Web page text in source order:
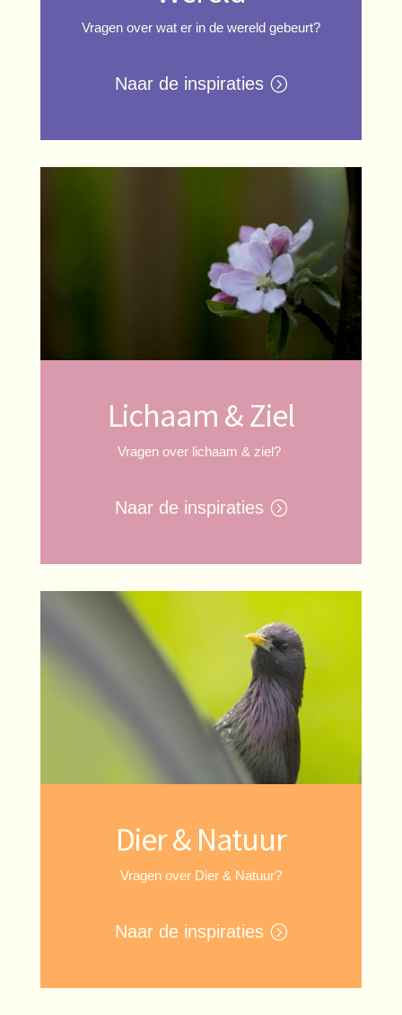
Vragen over wat er in de wereld gebeurt?
Naar de inspiraties
Lichaam & Ziel
Vragen over lichaam & ziel?
Naar de inspiraties
Dier & Natuur
Vragen over Dier & Natuur?
Naar de inspiraties